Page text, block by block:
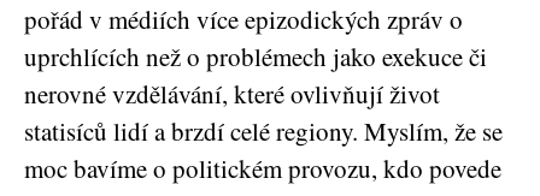
pořád v médiích více epizodických zpráv o
uprchlících než o problémech jako exekuce či
nerovné vzdělávání, které ovlivňují život
statisíců lidí a brzdí celé regiony. Myslím, že se
moc bavíme o politickém provozu, kdo povede